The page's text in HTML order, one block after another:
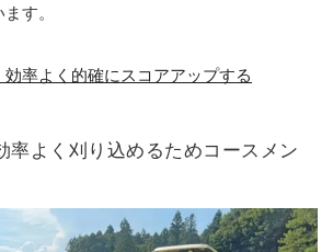
す。
率よく的確にスコアアップする
よく刈り込めるためコースメン